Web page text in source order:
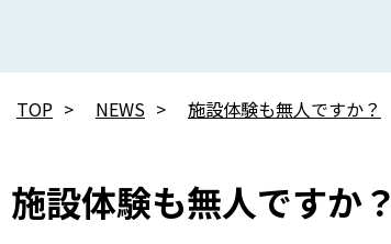
TOP NEWS 施設体験も無人ですか？
施設体験も無人ですか？